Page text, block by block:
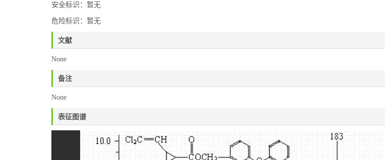
安全标识：暂无
危险标识：暂无
文献
None
备注
None
表征图谱